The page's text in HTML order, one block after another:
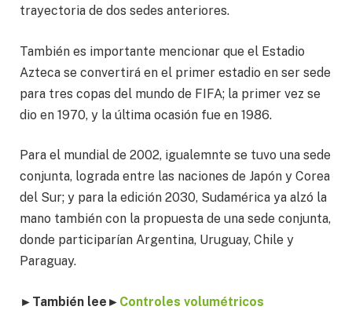
trayectoria de dos sedes anteriores.
También es importante mencionar que el Estadio
Azteca se convertirá en el primer estadio en ser sede
para tres copas del mundo de FIFA; la primer vez se
dio en 1970, y la última ocasión fue en 1986.
Para el mundial de 2002, igualemnte se tuvo una sede
conjunta, lograda entre las naciones de Japón y Corea
del Sur; y para la edición 2030, Sudamérica ya alzó la
mano también con la propuesta de una sede conjunta,
donde participarían Argentina, Uruguay, Chile y
Paraguay.
►También lee ► Controles volumétricos